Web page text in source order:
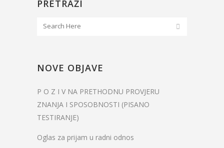
PRETRAŽI
NOVE OBJAVE
P O Z I V NA PRETHODNU PROVJERU
ZNANJA I SPOSOBNOSTI (PISANO
TESTIRANJE)
Oglas za prijam u radni odnos